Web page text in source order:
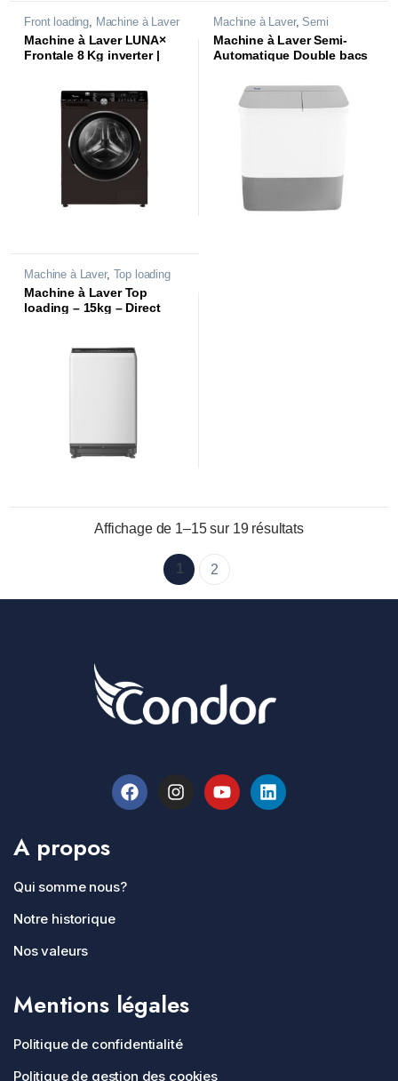
Front loading Machine à Laver
Machine à Laver LUNA×
Frontale 8 Kg inverter |
Machine à Laver, Semi
automatique
Machine à Laver Semi-
Automatique Double bacs
Machine à Laver, Top loading
Machine à Laver Top
loading – 15kg – Direct
Affichage de 1–15 sur 19 résultats
2
A propos
Qui somme nous?
Notre historique
Nos valeurs
Mentions légales
Politique de confidentialité
Politique de gestion des cookies